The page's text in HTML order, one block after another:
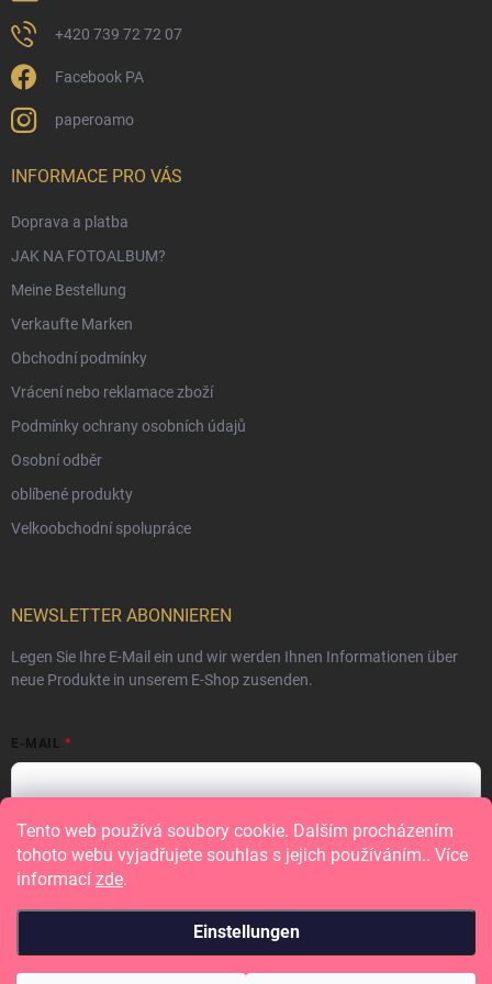
Tento web používá soubory cookie. Dalším procházením
tohoto webu vyjadřujete souhlas s jejich používáním.. Více
informací zde.
Einstellungen
+420 739 72 72 07
Facebook PA
paperoamo
INFORMACE PRO VÁS
Doprava a platba
JAK NA FOTOALBUM?
Meine Bestellung
Verkaufte Marken
Obchodní podmínky
Vrácení nebo reklamace zboží
Podmínky ochrany osobních údajů
Osobní odběr
oblíbené produkty
Velkoobchodní spolupráce
NEWSLETTER ABONNIEREN
Legen Sie Ihre E-Mail ein und wir werden Ihnen Informationen über
neue Produkte in unserem E-Shop zusenden.
E-MAIL
Vložením e-mailu souhlasíte spodmínkami ochrany osobních údajů
Anmelden